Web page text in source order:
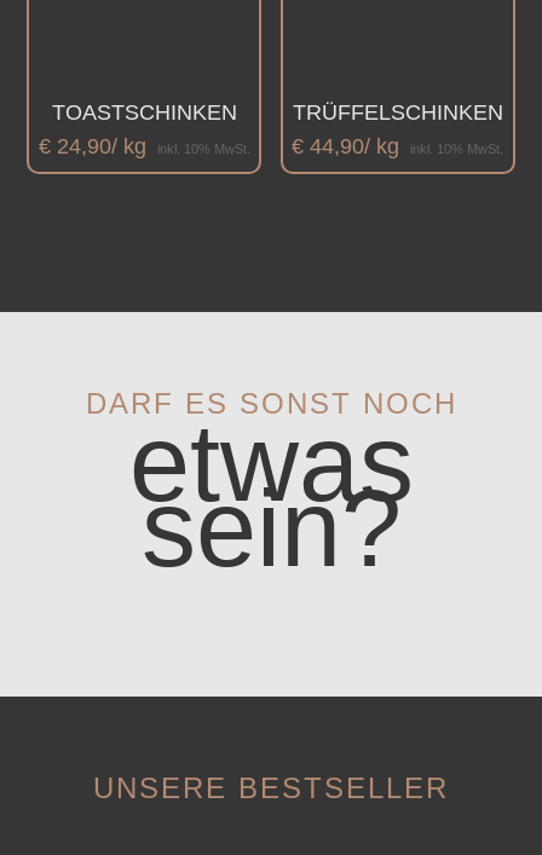
TOASTSCHINKEN
€24,90/ kg inkl. 10% MwSt.
TRÜFFELSCHINKEN
€ 44,90/ kg inkl. 10% MwSt.
DARF ES SONST NOCH
etwas
sein?
UNSERE BESTSELLER